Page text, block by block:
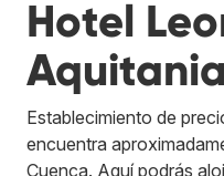
Hotel
Aquitania
Establecimiento de
encuentra
Cuenca. Aquí podrás